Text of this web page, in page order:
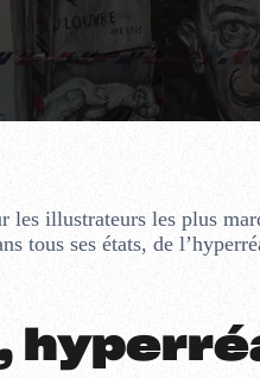
illustrateurs les plus
tous ses états, de